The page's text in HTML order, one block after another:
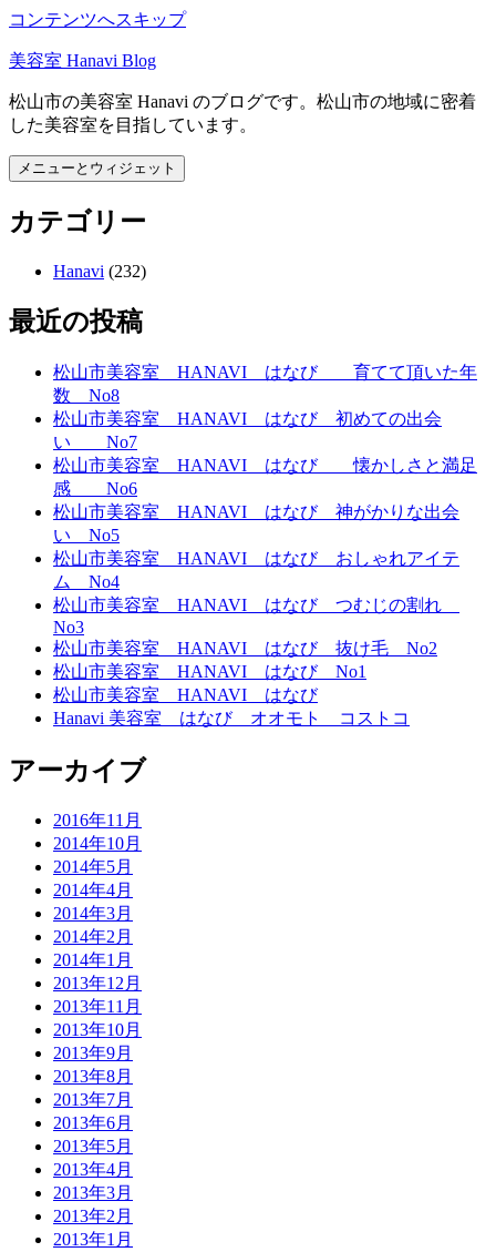
コンテンツへスキップ
美容室 Hanavi Blog
松山市の美容室 Hanavi のブログです。松山市の地域に密着
した美容室を目指しています。
メニューとウィジェット
カテゴリー
Hanavi (232)
最近の投稿
松山市美容室 HANAVI はなび 育てて頂いた年
数 No8
松山市美容室 HANAVI はなび 初めての出会
い No7
松山市美容室 HANAVI はなび 懐かしさと満足
感 No6
松山市美容室 HANAVI はなび 神がかりな出会
い No5
松山市美容室 HANAVI はなび おしゃれアイテ
ム No4
松山市美容室 HANAVI はなび つむじの割れ
No3
松山市美容室 HANAVI はなび 抜け毛 No2
松山市美容室 HANAVI はなび No1
松山市美容室 HANAVI はなび
Hanavi 美容室 はなび オオモト コストコ
アーカイブ
2016年11月
2014年10月
2014年5月
2014年4月
2014年3月
2014年2月
2014年1月
2013年12月
2013年11月
2013年10月
2013年9月
2013年8月
2013年7月
2013年6月
2013年5月
2013年4月
2013年3月
2013年2月
2013年1月